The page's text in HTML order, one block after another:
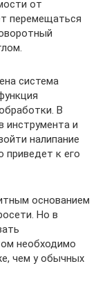
от
перемещаться
система
В
инструмента и
налипание
приведет к его
основанием
Но в
необходимо
чем у обычных